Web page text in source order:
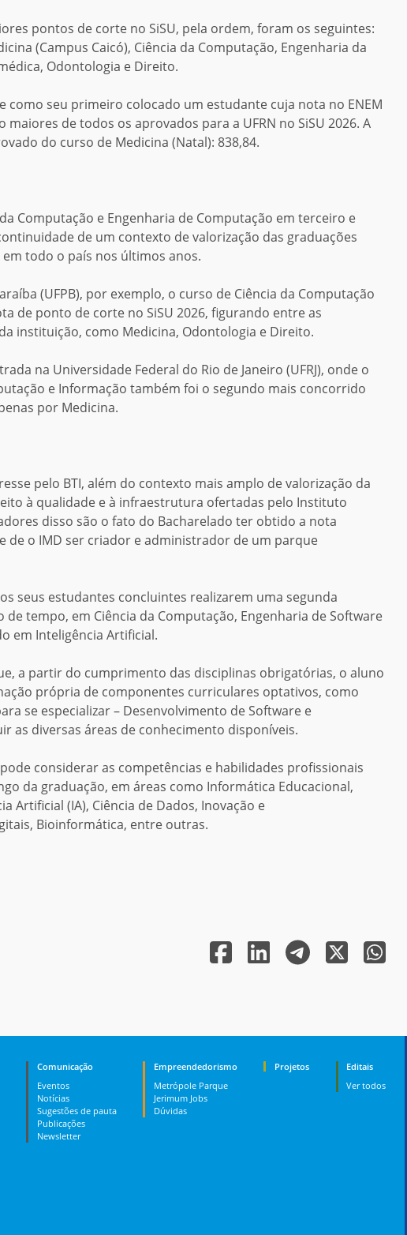
pontos de corte no SiSU, pela ordem, foram os seguintes:
(Campus Caicó), Ciência da Computação, Engenharia da
Odontologia e Direito.
como seu primeiro colocado um estudante cuja nota no ENEM
maiores de todos os aprovados para a UFRN no SiSU 2026. A
do curso de Medicina (Natal): 838,84.
Computação e Engenharia de Computação em terceiro e
de um contexto de valorização das graduações
todo o país nos últimos anos.
(UFPB), por exemplo, o curso de Ciência da Computação
de ponto de corte no SiSU 2026, figurando entre as
instituição, como Medicina, Odontologia e Direito.
na Universidade Federal do Rio de Janeiro (UFRJ), onde o
e Informação também foi o segundo mais concorrido
por Medicina.
pelo BTI, além do contexto mais amplo de valorização da
à qualidade eà infraestrutura ofertadas pelo Instituto
disso são o fato do Bacharelado ter obtido a nota
de o IMD ser criador e administrador de um parque
seus estudantes concluintes realizarem uma segunda
tempo, em Ciência da Computação, Engenharia de Software
em Inteligência Artificial.
a partir do cumprimento das disciplinas obrigatórias, o aluno
própria de componentes curriculares optativos, como
se especializar – Desenvolvimento de Software e
as diversas áreas de conhecimento disponíveis.
considerar as competências e habilidades profissionais
da graduação, em áreas como Informática Educacional,
Artificial (IA), Ciência de Dados, Inovação e
Bioinformática, entre outras.
Comunicação
Eventos
Notícias
Sugestões de pauta
Publicações
Newsletter
Empreendedorismo
Metrópole Parque
Jerimum Jobs
Dúvidas
Projetos
Editais
Ver todos